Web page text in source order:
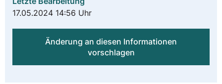
17.05.2024 14:56 Uhr
Änderung an diesen Informationen
vorschlagen